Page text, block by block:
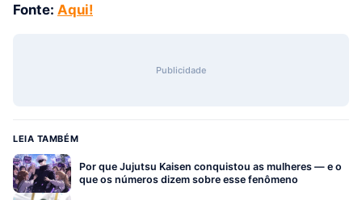
Fonte: Aqui!
Publicidade
LEIA TAMBÉM
Por que Jujutsu Kaisen conquistou as mulheres — e o
que os números dizem sobre esse fenômeno